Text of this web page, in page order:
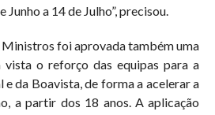
Junho a 14 de Julho”, precisou.
Ministros foi aprovada também uma
vista o reforço das equipas para a
e da Boavista, de forma a acelerar a
a partir dos 18 anos. A aplicação